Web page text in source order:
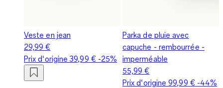
Veste en jean
29,99 €
Prix d‘origine39,99 €-25%
Parka de pluie avec
capuche - rembourrée -
imperméable
55,99 €
Prix d‘origine99,99 €-44%